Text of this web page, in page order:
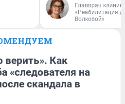
Главврач
«Реабилитация
Волковой»
верить». Как
«следователя на
скандала в